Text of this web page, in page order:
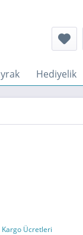
Hediyelik
Kargo Ücretleri